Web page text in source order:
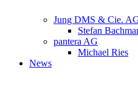
Jung DMS & Cie.
Stefan
pantera AG
Michael Ries
News